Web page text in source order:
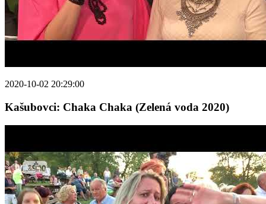
2020-10-02 20:29:00
Kašubovci: Chaka Chaka (Zelená voda 2020)